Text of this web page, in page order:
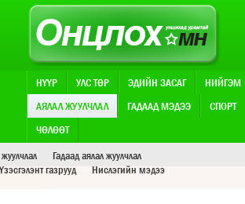
АЯЛАЛ ЖУУЛЧЛАЛ
НҮҮР УЛС ТӨР ЭДИЙН ЗАСАГ
НИЙГЭМ
АЯЛАЛ ЖУУЛЧЛАЛ
ГАДААД МЭДЭЭ
СПОРТ
ЧӨЛӨӨТ
Гадаад аялал жуулчлал
Үзэсгэлэнт газрууд
Нислэгийн мэдээ